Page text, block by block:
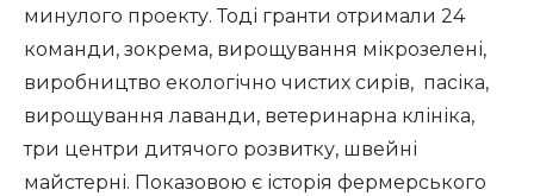
минулого проекту. Тоді гранти отримали 24
команди, зокрема, вирощування мікрозелені,
виробництво екологічно чистих сирів, пасіка,
вирощування лаванди, ветеринарна клініка,
три центри дитячого розвитку, швейні
майстерні. Показовою є історія фермерського